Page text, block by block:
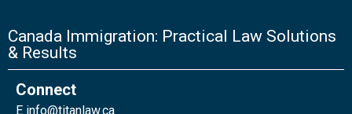
Canada Immigration: Practical Law Solutions
& Results
Connect
E info@titanlaw.ca